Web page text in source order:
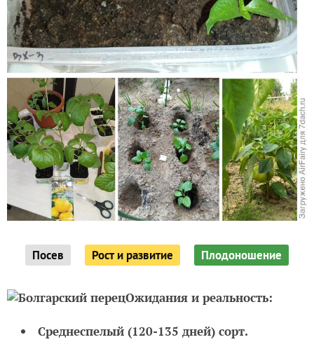
Посев Рост и развитие Плодоношение
Ожидания и реальность:
Среднеспелый (120-135 дней) сорт.